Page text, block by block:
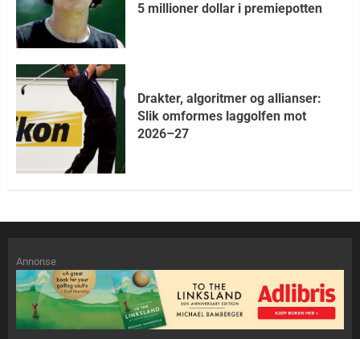
5 millioner dollar i premiepotten
Drakter, algoritmer og allianser:
Slik omformes laggolfen mot
2026–27
Annonse